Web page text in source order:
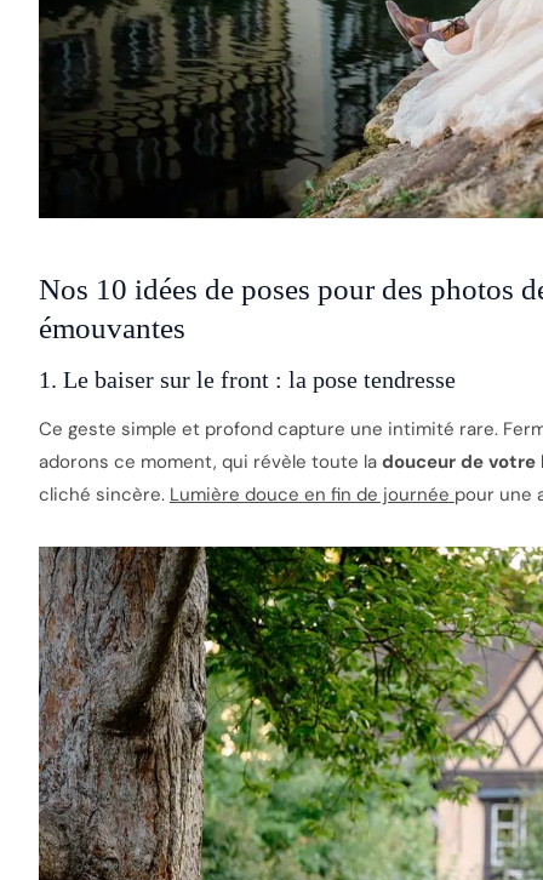
Nos 10 idées de poses pour des photos
émouvantes
1. Le baiser sur le front : la pose tendresse
Ce geste simple et profond capture une intimité rare.
adorons ce moment, qui révèle toute la douceur de votre
cliché sincère. Lumière douce en fin de journée pour une